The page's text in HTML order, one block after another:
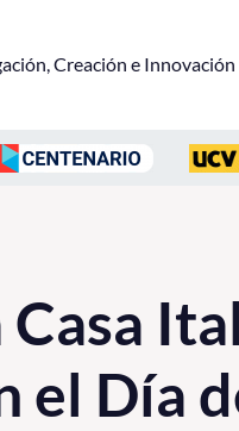
Creación e Innovación
el Día